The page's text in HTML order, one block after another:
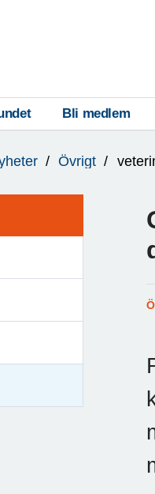
Bli medlem
Övrigt